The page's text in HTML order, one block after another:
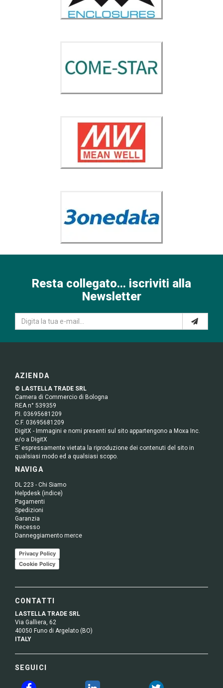
Resta collegato... iscriviti alla
Newsletter
AZIENDA
© LASTELLA TRADE SRL
Camera di Commercio di Bologna
REA n° 539359
P.I. 03695681209
C.F. 03695681209
DigitX - Immagini e nomi presenti sul sito appartengono a Moxa Inc.
e/o a DigitX
E' espressamente vietata la riproduzione dei contenuti del sito in
qualsiasi modo ed a qualsiasi scopo.
NAVIGA
DL 223 - Chi Siamo
Helpdesk (indice)
Pagamenti
Spedizioni
Garanzia
Recesso
Danneggiamento merce
Privacy Policy
Cookie Policy
CONTATTI
LASTELLA TRADE SRL
Via Galliera, 62
40050 Funo di Argelato (BO)
ITALY
SEGUICI